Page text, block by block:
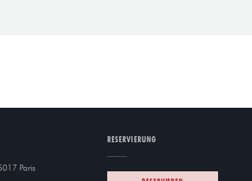
Paris((öffnet ein neues Fenster))
RESERVIERUNG